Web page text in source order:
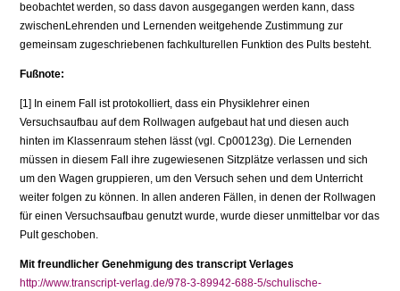
beobachtet werden, so dass davon ausgegangen werden kann, dass
zwischenLehrenden und Lernenden weitgehende Zustimmung zur
gemeinsam zugeschriebenen fachkulturellen Funktion des Pults besteht.
Fußnote:
[1] In einem Fall ist protokolliert, dass ein Physiklehrer einen
Versuchsaufbau auf dem Rollwagen aufgebaut hat und diesen auch
hinten im Klassenraum stehen lässt (vgl. Cp00123g). Die Lernenden
müssen in diesem Fall ihre zugewiesenen Sitzplätze verlassen und sich
um den Wagen gruppieren, um den Versuch sehen und dem Unterricht
weiter folgen zu können. In allen anderen Fällen, in denen der Rollwagen
für einen Versuchsaufbau genutzt wurde, wurde dieser unmittelbar vor das
Pult geschoben.
Mit freundlicher Genehmigung des transcript Verlages
http://www.transcript-verlag.de/978-3-89942-688-5/schulische-